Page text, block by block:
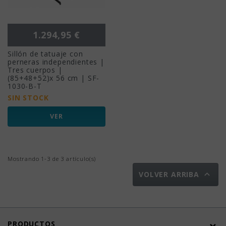
Precio
1.294,95 €
Sillón de tatuaje con
perneras independientes |
Tres cuerpos |
(85+48+52)x 56 cm | SF-
1030-B-T
SIN STOCK
VER
Mostrando 1-3 de 3 artículo(s)
VOLVER ARRIBA 
PRODUCTOS